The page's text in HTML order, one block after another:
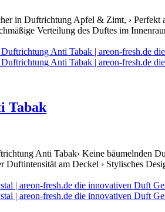
in Duftrichtung Apfel & Zimt, › Perfekt
Verteilung des Duftes im
Tabak
Anti Tabak› Keine bäumelnden
Duftintensität am Deckel › Stylisches